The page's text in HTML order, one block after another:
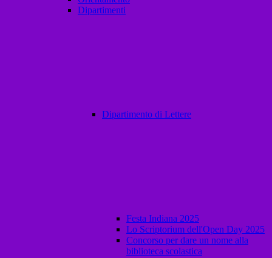
Dipartimenti
Dipartimento di Lettere
Festa Indiana 2025
Lo Scriptorium dell'Open Day 2025
Concorso per dare un nome alla
biblioteca scolastica